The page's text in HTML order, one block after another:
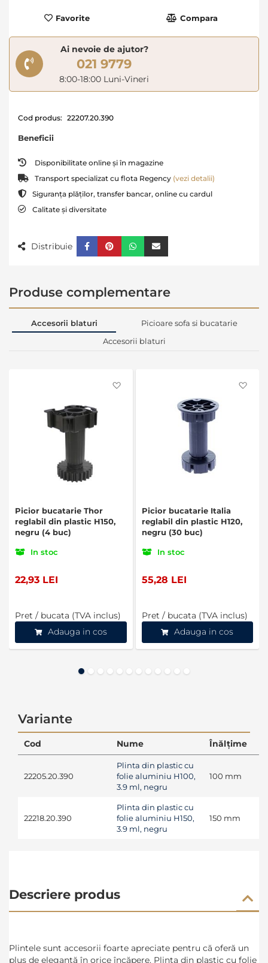
Favorite Compara
Ai nevoie de ajutor?
021 9779
8:00-18:00 Luni-Vineri
Cod produs: 22207.20.390
Beneficii
Disponibilitate online și în magazine
Transport specializat cu flota Regency (vezi detalii)
Siguranța plăților, transfer bancar, online cu cardul
Calitate și diversitate
Distribuie
Produse complementare
Accesorii blaturi
Picioare sofa si bucatarie
Accesorii blaturi
Picior bucatarie Thor
reglabil din plastic H150,
negru (4 buc)
In stoc
22,93 LEI
Pret / bucata (TVA inclus)
Adauga in cos
Picior bucatarie Italia
reglabil din plastic H120,
negru (30 buc)
In stoc
55,28 LEI
Pret / bucata (TVA inclus)
Adauga in cos
Variante
Cod Nume Înălțime
22205.20.390
Plinta din plastic cu
folie aluminiu H100,
3.9 ml, negru
100 mm
22218.20.390
Plinta din plastic cu
folie aluminiu H150,
3.9 ml, negru
150 mm
Descriere produs
Plintele sunt accesorii foarte apreciate pentru că oferă un
plus de eleganță în orice încăpere. Plinta din plastic cu folie